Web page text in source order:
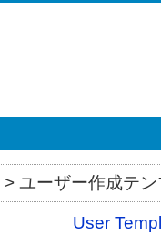
> ユーザー作成テ
User